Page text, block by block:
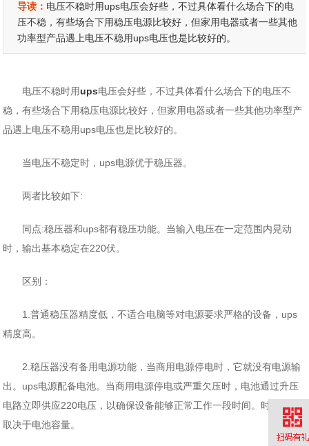
导读： 电压不稳时用ups电压会好些，不过具体看什么场合下的电
压不稳，有些场合下用稳压电源比较好，但家用电器或者一些其他
功率型产品遇上电压不稳用ups电压也是比较好的。
电压不稳时用ups电压会好些，不过具体看什么场合下的电压不
稳，有些场合下用稳压电源比较好，但家用电器或者一些其他功率型产
品遇上电压不稳用ups电压也是比较好的。
当电压不稳定时，ups电源优于稳压器。
两者比较如下:
同点:稳压器和ups都有稳压功能。当输入电压在一定范围内晃动
时，输出基本稳定在220伏。
区别：
1.普通稳压器精度低，不适合电脑等对电源要求严格的设备，ups
精度高。
2.稳压器没有备用电源功能，当商用电源停电时，它就没有电源输
出。ups电源配备电池。当商用电源停电或严重欠压时，电池通过升压
电路立即供应220电压，以确保设备能够正常工作一段时间。时间长短
取决于电池容量。